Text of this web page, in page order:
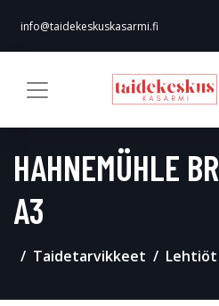
info@taidekeskuskasarmi.fi
HAHNEMÜHLE
A3
Taidetarvikkeet Lehtiöt